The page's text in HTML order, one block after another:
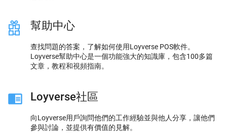
幫助中心
查找問題的答案，了解如何使用Loyverse POS軟件。
Loyverse幫助中心是一個功能強大的知識庫，包含100多篇
文章，教程和視頻指南。
Loyverse社區
向Loyverse用戶詢問他們的工作經驗並與他人分享，讓他們
參與討論，並提供有價值的見解。